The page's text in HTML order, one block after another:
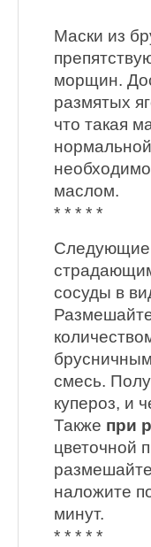
Маски из
морщин.
размятых
что такая
маслом.
* * * * *
Следующие
сосуды в
смесь.
купероз, и
Также при
цветочной
наложите
минут.
* * * * *